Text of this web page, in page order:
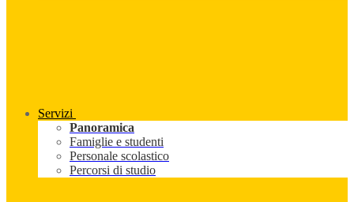
Servizi
Panoramica
Famiglie e studenti
Personale scolastico
Percorsi di studio